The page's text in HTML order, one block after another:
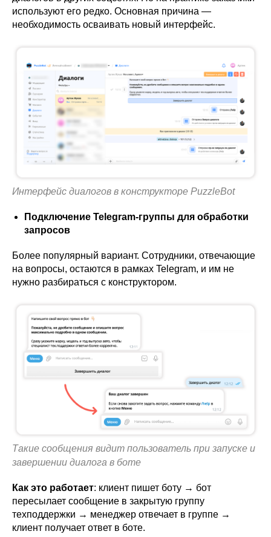
используют его редко. Основная причина —
необходимость осваивать новый интерфейс.
Интерфейс диалогов в конструкторе PuzzleBot
Подключение Telegram-группы для обработки
запросов
Более популярный вариант. Сотрудники, отвечающие
на вопросы, остаются в рамках Telegram, и им не
нужно разбираться с конструктором.
Такие сообщения видит пользователь при запуске и
завершении диалога в боте
Как это работает: клиент пишет боту → бот
пересылает сообщение в закрытую группу
техподдержки → менеджер отвечает в группе →
клиент получает ответ в боте.